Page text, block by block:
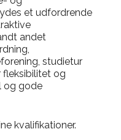
et udfordrende
andet
studietur
fleksibilitet og
og gode
kvalifikationer.